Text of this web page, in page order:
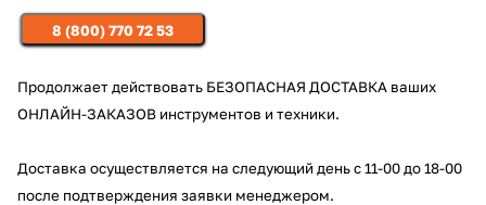
8 (800) 770 72 53
Продолжает действовать БЕЗОПАСНАЯ ДОСТАВКА ваших
ОНЛАЙН-ЗАКАЗОВ инструментов и техники.
Доставка осуществляется на следующий день с 11-00 до 18-00
после подтверждения заявки менеджером.